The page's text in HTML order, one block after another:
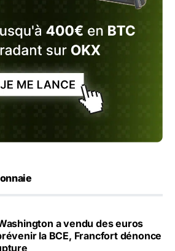
a vendu des euros
la BCE, Francfort dénonce